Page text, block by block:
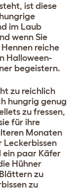
ist diese
im Laub
wenn Sie
reiche
Halloween-
begeistern.
zu reichlich
hungrig genug
zu fressen,
für ihre
Monaten
Leckerbissen
ein paar Käfer
Hühner
zu
zu